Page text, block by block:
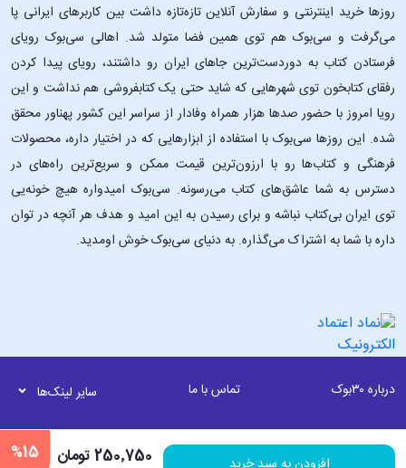
250٬750 تومان %15
روزها خرید اینترنتی و سفارش آنلاین تازه‌تازه داشت بین کاربرهای ایرانی پا
می‌گرفت و سی‌بوک هم توی همین فضا متولد شد. اهالی سی‌بوک رویای
فرستادن کتاب به دوردست‌ترین جاهای ایران رو داشتند، رویای پیدا کردن
رفقای کتابخون توی شهرهایی که شاید حتی یک کتابفروشی هم نداشت و این
رویا امروز با حضور صدها هزار همراه وفادار از سراسر این کشور پهناور محقق
شده. این ‌روزها سی‌بوک با استفاده از ابزارهایی که در اختیار داره، محصولات
فرهنگی و کتاب‌ها رو با ارزون‌ترین قیمت ممکن و سریع‌ترین راه‌های در
دسترس به شما عاشق‌های کتاب می‌رسونه. سی‌بوک امیدواره هیچ خونه‌یی
توی ایران بی‌کتاب نباشه و برای رسیدن به این امید و هدف هر آنچه در توان
داره با شما به اشتراک می‌گذاره. به دنیای سی‌بوک خوش اومدید.
درباره ۳۰بوک تماس با ما سایر لینک‌ها
فرهنگی 30بوک می باشد. | به روز رسانی نرم افزاری 18 مرداد ماه 1405 ساعت 01:30